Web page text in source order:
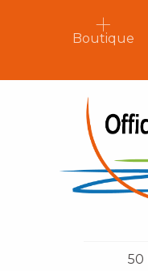
Boutique
50